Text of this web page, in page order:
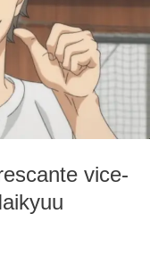
vice-